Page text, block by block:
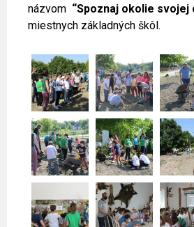
názvom “Spoznaj okolie svojej
miestnych základných škôl.